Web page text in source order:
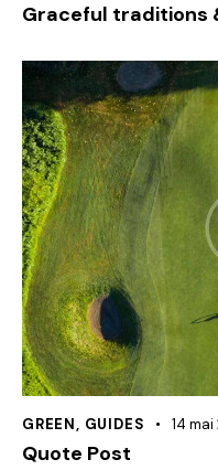
Graceful traditions
GREEN, GUIDES 14
Quote Post